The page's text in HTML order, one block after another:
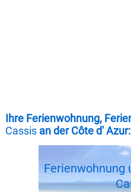
Ihre Ferienwohnung,
Cassisan der Côte d' Azur:
Ferienwohnung